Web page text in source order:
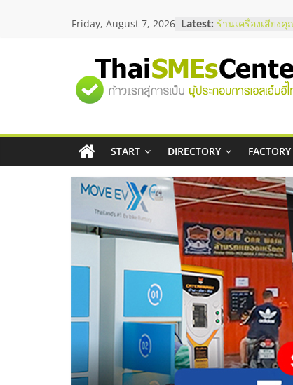
Friday, August 7, 2026 Latest: สัมมนาลงทุน แฟ
ร้านเครื่องเสียงคุ
โซลูชันระบบภาพแ
บริษัท
วิธีเลือกผู้ให้บริ
อยากหาเงินทุน เ
เริ่มยังไงให้ผ่านฉ
สัมมนาออนไลน์
บริการน้ำมัน
"ศูนย์
รวม
ข้อมูล
ธุรกิจ
SME
แห่ง
ประเทศไทย,
START DIRECTORY FACTORY